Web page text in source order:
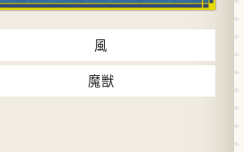
風
魔獣